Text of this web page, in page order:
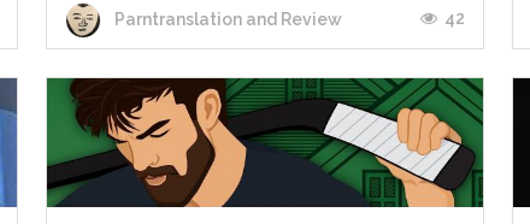
2หลังจากอ่าน Heated Rivalry มา555 เรื่องย่อ:
The Long Game เล่ม Long Game นี่จะเป็น
ประมาณ2 ปีหลังจาก HR จะดำเนินเ...
Parntranslation and Review 42